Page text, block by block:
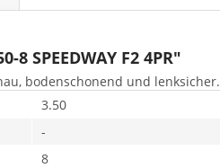
SPEEDWAY F2 4PR"
bodenschonend und lenksicher.
3.50
-
8